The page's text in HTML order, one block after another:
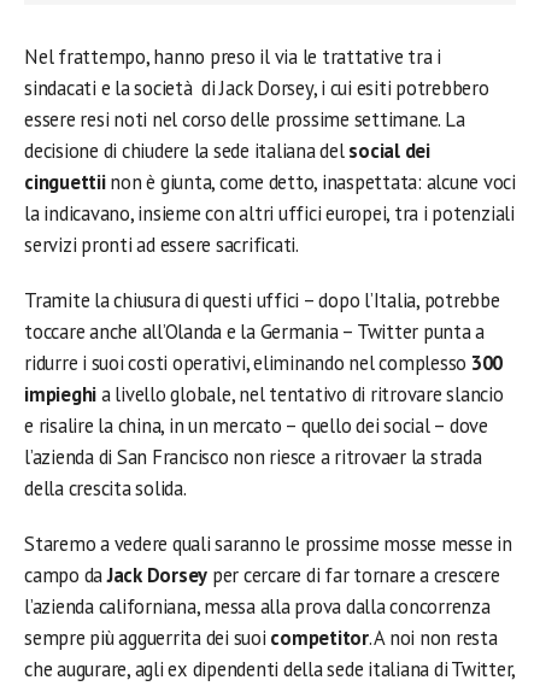
Nel frattempo, hanno preso il via le trattative tra i
sindacati e la società di Jack Dorsey, i cui esiti potrebbero
essere resi noti nel corso delle prossime settimane. La
decisione di chiudere la sede italiana delsocial dei
cinguettiinon è giunta, come detto, inaspettata: alcune voci
la indicavano, insieme con altri uffici europei, tra i potenziali
servizi pronti ad essere sacrificati.
Tramite la chiusura di questi uffici – dopo l’Italia, potrebbe
toccare anche all’Olanda e la Germania – Twitter punta a
ridurre i suoi costi operativi, eliminando nel complesso 300
impieghia livello globale, nel tentativo di ritrovare slancio
e risalire la china, in un mercato – quello dei social – dove
l’azienda di San Francisco non riesce a ritrovaer la strada
della crescita solida.
Staremo a vedere quali saranno le prossime mosse messe in
campo daJack Dorsey per cercare di far tornare a crescere
l’azienda californiana, messa alla prova dalla concorrenza
sempre più agguerrita dei suoi competitor. A noi non resta
che augurare, agli ex dipendenti della sede italiana di Twitter,